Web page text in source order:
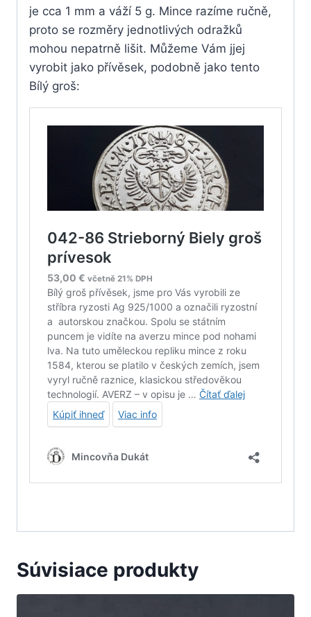
je cca 1 mm a váží 5 g. Mince razíme ručně,
proto se rozměry jednotlivých odražků
mohou nepatrně lišit. Můžeme Vám jjej
vyrobit jako přívěsek, podobně jako tento
Bílý groš:
Súvisiace produkty